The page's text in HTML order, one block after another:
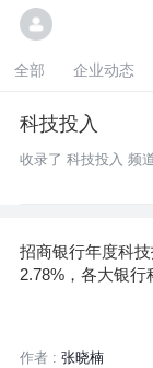
全部 企业动态
科技投入
收录了 科技投入 频
招商银行年度科
2.78%，各大银
作者 : 张晓楠